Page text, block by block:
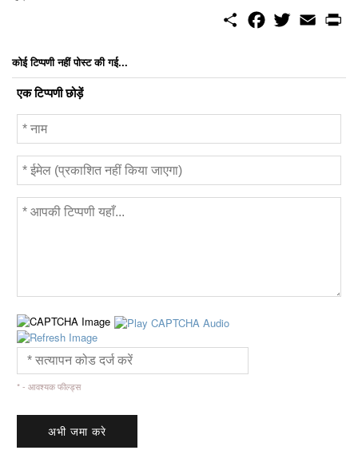
S
o
w
e
E
m
कोई टिप्पणी नहीं पोस्ट की गई...
एक टिप्पणी छोड़ें
* - आवश्यक फील्ड्स